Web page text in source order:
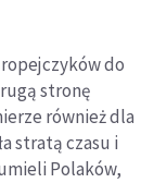
do
stronę
również dla
stratą czasu i
Polaków,